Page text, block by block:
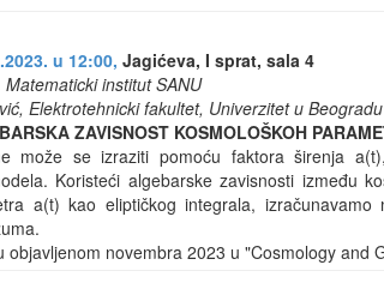
u 12:00, Jagićeva, I sprat, sala 4
institut SANU
Elektrotehnicki fakultet, Univerzitet u Beogradu
ZAVISNOST KOSMOLOŠKOH
može se izraziti pomoću faktora širenja
Koristeći algebarske zavisnosti između
a(t) kao eliptičkog integrala,
objavljenom novembra 2023 u "Cosmology and